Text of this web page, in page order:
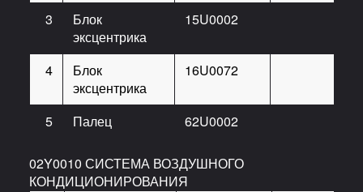
3
Блок
эксцентрика
15U0002
4
Блок
эксцентрика
16U0072
5 Палец 62U0002
02Y0010 СИСТЕМА ВОЗДУШНОГО
КОНДИЦИОНИРОВАНИЯ